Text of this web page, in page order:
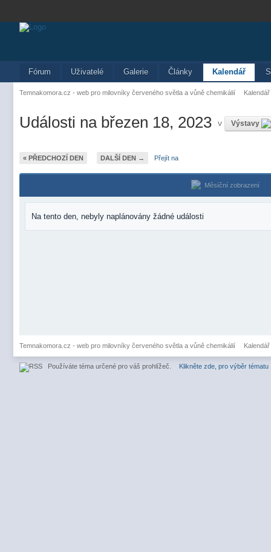
Fórum Uživatelé Galerie Články Kalendář
Temnakomora.cz - web pro milovníky červeného světla a vůně chemikálií Kalendář
Události na březen 18, 2023 v Výstavy
« PŘEDCHOZÍ DEN DALŠÍ DEN → Přejít na
Měsíční zobrazení
Na tento den, nebyly naplánovány žádné události
Temnakomora.cz - web pro milovníky červeného světla a vůně chemikálií Kalendář
Používáte téma určené pro váš prohlížeč. Klikněte zde, pro výběr tématu